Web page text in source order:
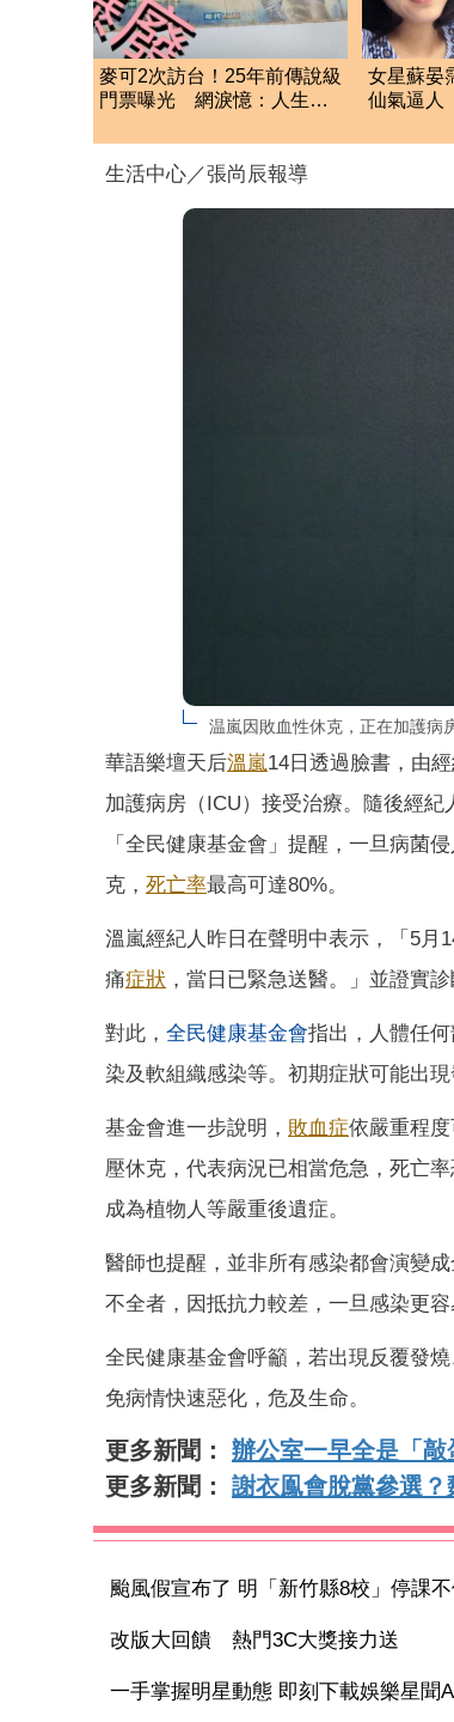
麥可2次訪台！25年前傳說級
門票曝光 網淚憶：人生值
女星蘇晏
仙氣逼人
生活中心／張尚辰報導
温嵐因敗血性休克，正在加護病
華語樂壇天后溫嵐14日透過臉書，由
加護病房（ICU）接受治療。隨後經紀
「全民健康基金會」提醒，一旦病菌
克， 死亡率最高可達80%。
溫嵐經紀人昨日在聲明中表示，「5月
痛症狀 ，當日已緊急送醫。」並證實
對此， 全民健康基金會指出，人體任
染及軟組織感染等。初期症狀可能出
基金會進一步說明， 敗血症依嚴重程
壓休克，代表病況已相當危急，死亡
成為植物人等嚴重後遺症。
醫師也提醒，並非所有感染都會演變
不全者，因抵抗力較差，一旦感染更
全民健康基金會呼籲，若出現反覆發
免病情快速惡化，危及生命。
更多新聞： 辦公室一早全是「
更多新聞： 謝衣鳯會脫黨參選
颱風假宣布了 明「新竹縣8校」停課
改版大回饋 熱門3C大獎接力送
一手掌握明星動態 即刻下載娛樂星聞